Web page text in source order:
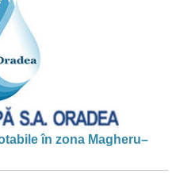
în zona Magheru–